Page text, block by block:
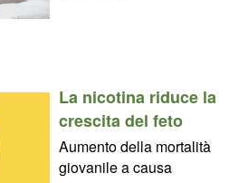
La nicotina riduce la
crescita del feto
Aumento della mortalità
giovanile a causa